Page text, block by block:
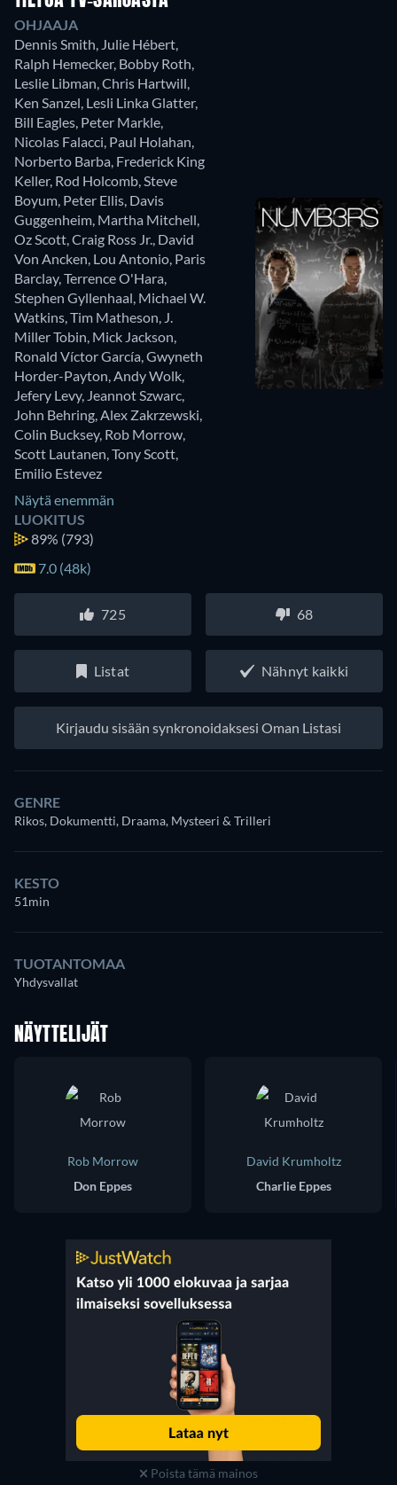
OHJAAJA
Dennis Smith, Julie Hébert,
Ralph Hemecker, Bobby Roth,
Leslie Libman,Chris Hartwill,
Ken Sanzel, Lesli Linka Glatter,
Bill Eagles, Peter Markle,
Nicolas Falacci, Paul Holahan,
Norberto Barba, Frederick King
Keller, Rod Holcomb,Steve
Boyum, Peter Ellis, Davis
Guggenheim, Martha Mitchell,
Oz Scott,Craig Ross Jr., David
Von Ancken, Lou Antonio, Paris
Barclay,Terrence O'Hara,
Stephen Gyllenhaal, Michael W.
Watkins,Tim Matheson, J.
Miller Tobin, Mick Jackson,
Ronald Víctor García,Gwyneth
Horder-Payton,Andy Wolk,
Jefery Levy, Jeannot Szwarc,
John Behring,Alex Zakrzewski,
Colin Bucksey, Rob Morrow,
Scott Lautanen,Tony Scott,
Emilio Estevez
Näytä enemmän
LUOKITUS
89% (793)
7.0 (48k)
725 68
Listat Nähnyt kaikki
Kirjaudu sisään synkronoidaksesi Oman Listasi
GENRE
Rikos, Dokumentti, Draama, Mysteeri & Trilleri
KESTO
51min
TUOTANTOMAA
Yhdysvallat
NÄYTTELIJÄT
Rob Morrow
Don Eppes
David Krumholtz
Charlie Eppes
Poista tämä mainos